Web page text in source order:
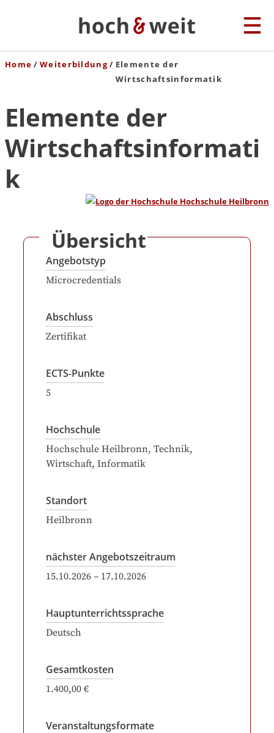
Home Weiterbildung
Elemente der
Wirtschaftsinformatik
Elemente der
Wirtschaftsinformati
k
Übersicht
Angebotstyp
Microcredentials
Abschluss
Zertifikat
ECTS-Punkte
5
Hochschule
Hochschule Heilbronn, Technik,
Wirtschaft, Informatik
Standort
Heilbronn
nächster Angebotszeitraum
15.10.2026 – 17.10.2026
Hauptunterrichtssprache
Deutsch
Gesamtkosten
1.400,00 €
Veranstaltungsformate